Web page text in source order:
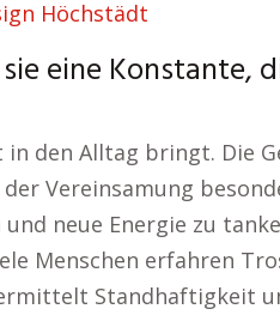
Höchstädt
eine Konstante,
den Alltag bringt. Die
Vereinsamung
neue Energie zu
Menschen erfahren
Standhaftigkeit